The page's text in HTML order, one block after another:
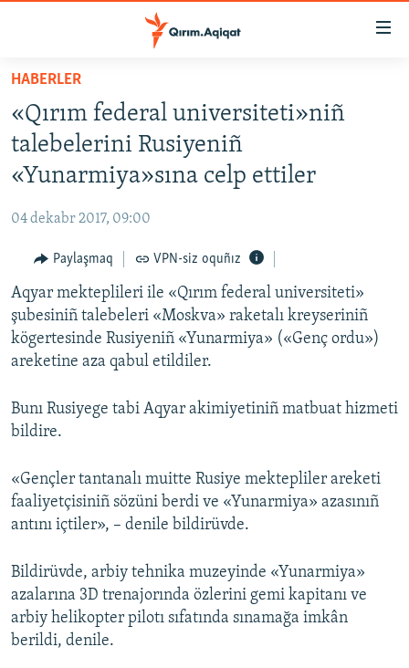
Esas
qaytmaq
Baş
navigatsiyağa
qaytmaq
Qıdıruvğa
SİYASET
İQTİSADİYAT
MEDENİYET
İNSAN AQLARI
VİDEO
SÜRET
BLOGLAR
Русский
Українською
QOŞULIÑIZ!
RFE/RS bütün saytları
HABERLER
«Qırım federal universiteti»niñ
talebelerini Rusiyeniñ
«Yunarmiya»sına celp ettiler
04 dekabr 2017, 09:00
Paylaşmaq VPN-siz oquñız
Aqyar mekteplileri ile «Qırım federal universiteti»
şubesiniñ talebeleri «Moskva» raketalı kreyseriniñ
kögertesinde Rusiyeniñ «Yunarmiya» («Genç ordu»)
areketine aza qabul etildiler.
Bunı Rusiyege tabi Aqyar akimiyetiniñ matbuat hizmeti
bildire.
«Gençler tantanalı muitte Rusiye mektepliler areketi
faaliyetçisiniñ sözüni berdi ve «Yunarmiya» azasınıñ
antını içtiler», – denile bildirüvde.
Bildirüvde, arbiy tehnika muzeyinde «Yunarmiya»
azalarına 3D trenajorında özlerini gemi kapitanı ve
arbiy helikopter pilotı sıfatında sınamağa imkân
berildi, denile.